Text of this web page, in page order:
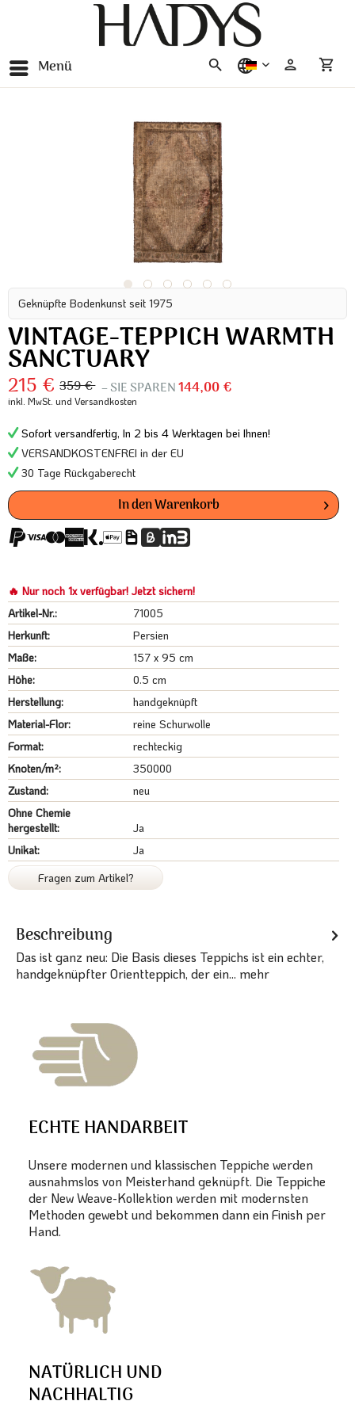
Menü deutsch
Geknüpfte Bodenkunst seit 1975
VINTAGE-TEPPICH WARMTH
SANCTUARY
215 € 359 € – SIE SPAREN144,00 €
inkl. MwSt. und Versandkosten
Sofort versandfertig, In 2 bis 4 Werktagen bei Ihnen!
VERSANDKOSTENFREI in der EU
30 Tage Rückgaberecht
In denWarenkorb
🔥 Nur noch 1x verfügbar! Jetzt sichern!
Artikel-Nr.:
71005
Herkunft:
Persien
Maße:
157 x 95 cm
Höhe:
0.5 cm
Herstellung:
handgeknüpft
Material-Flor:
reine Schurwolle
Format:
rechteckig
Knoten/m²:
350000
Zustand:
neu
Ohne Chemie
hergestellt:
Ja
Unikat:
Ja
Fragen zum Artikel?
Beschreibung
Das ist ganz neu: Die Basis dieses Teppichs ist ein echter,
handgeknüpfter Orientteppich, der ein... mehr
ECHTE HANDARBEIT
Unsere modernen und klassischen Teppiche werden
ausnahmslos von Meisterhand geknüpft. Die Teppiche
der New Weave-Kollektion werden mit modernsten
Methoden gewebt und bekommen dann ein Finish per
Hand.
NATÜRLICH UND
NACHHALTIG